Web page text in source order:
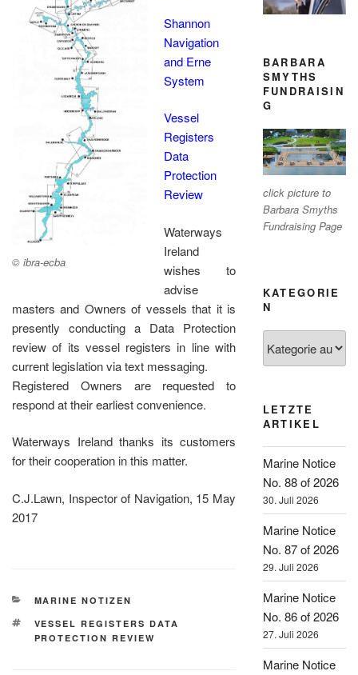
© ibra-ecba
Shannon
Navigation
and Erne
System
Vessel
Registers
Data
Protection
Review
Waterways
Ireland
wishes to
advise
masters and Owners of vessels that it is
presently conducting a Data Protection
review of its vessel registers in line with
current legislation via text messaging.
Registered Owners are requested to
respond at their earliest convenience.
Waterways Ireland thanks its customers
for their cooperation in this matter.
C.J.Lawn, Inspector of Navigation, 15 May
2017
KATEGORIEN
MARINE NOTIZEN
SCHLAGWÖRTER
VESSEL REGISTERS DATA
PROTECTION REVIEW
BARBARA
SMYTHS
FUNDRAISIN
G
click picture to
Barbara Smyths
Fundraising Page
KATEGORIE
N
LETZTE
ARTIKEL
Marine Notice
No. 88 of 2026
30. Juli 2026
Marine Notice
No. 87 of 2026
29. Juli 2026
Marine Notice
No. 86 of 2026
27. Juli 2026
Marine Notice